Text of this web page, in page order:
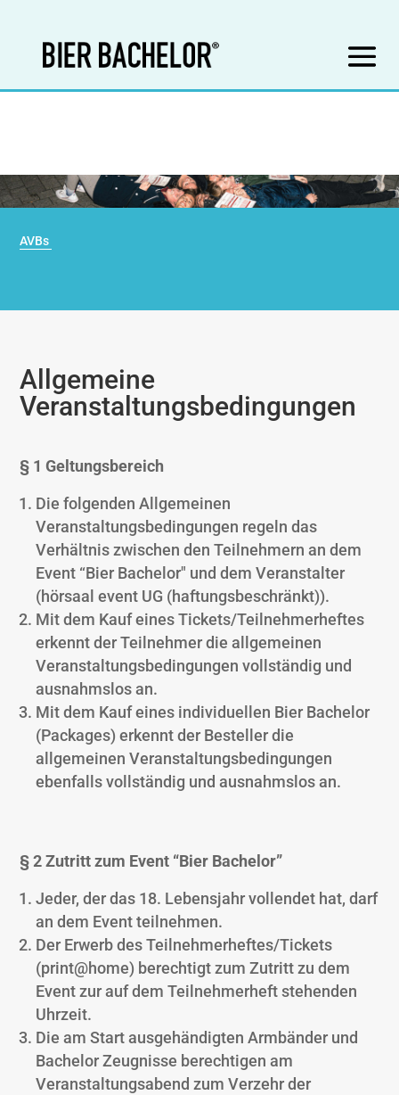
AVBs
Allgemeine
Veranstaltungsbedingungen
§ 1 Geltungsbereich
Die folgenden Allgemeinen
Veranstaltungsbedingungen regeln das
Verhältnis zwischen den Teilnehmern an dem
Event “Bier Bachelor″ und dem Veranstalter
(hörsaal event UG (haftungsbeschränkt)).
Mit dem Kauf eines Tickets/Teilnehmerheftes
erkennt der Teilnehmer die allgemeinen
Veranstaltungsbedingungen vollständig und
ausnahmslos an.
Mit dem Kauf eines individuellen Bier Bachelor
(Packages) erkennt der Besteller die
allgemeinen Veranstaltungsbedingungen
ebenfalls vollständig und ausnahmslos an.
§ 2 Zutritt zum Event “Bier Bachelor”
Jeder, der das 18. Lebensjahr vollendet hat, darf
an dem Event teilnehmen.
Der Erwerb des Teilnehmerheftes/Tickets
(print@home) berechtigt zum Zutritt zu dem
Event zur auf dem Teilnehmerheft stehenden
Uhrzeit.
Die am Start ausgehändigten Armbänder und
Bachelor Zeugnisse berechtigen am
Veranstaltungsabend zum Verzehr der